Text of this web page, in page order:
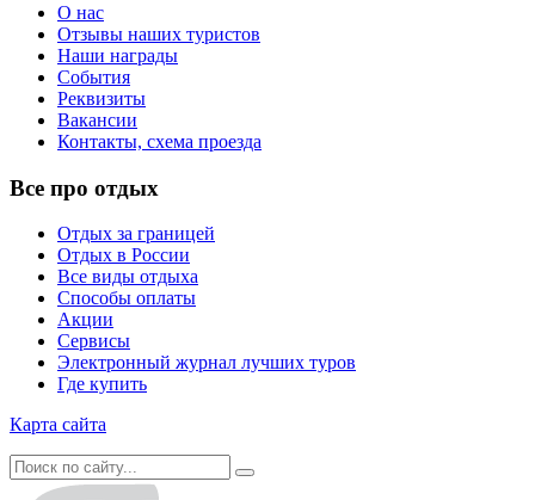
О нас
Отзывы наших туристов
Наши награды
События
Реквизиты
Вакансии
Контакты, схема проезда
Все про отдых
Отдых за границей
Отдых в России
Все виды отдыха
Способы оплаты
Акции
Сервисы
Электронный журнал лучших туров
Где купить
Карта сайта